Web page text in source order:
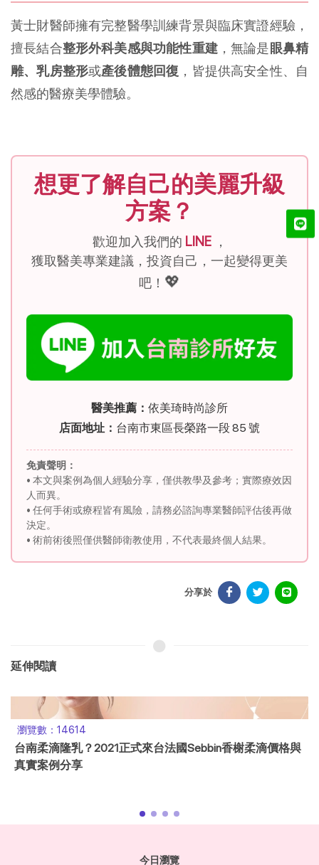
黃士財醫師擁有完整醫學訓練背景與臨床實證經驗，
擅長結合整形外科美感與功能性重建，無論是 眼鼻精
雕、乳房整形或產後體態回復 ，皆提供高安全性、自
然感的醫療美學體驗。
想更了解自己的美麗升級
方案？
歡迎加入我們的 LINE ，
獲取醫美專業建議，投資自己，一起變得更美
吧！ 💖
醫美推薦： 依美琦時尚診所
店面地址： 台南市東區長榮路一段 85 號
免責聲明：
• 本文與案例為個人經驗分享，僅供教學及參考；實際療效因
人而異。
• 任何手術或療程皆有風險，請務必諮詢專業醫師評估後再做
決定。
• 術前術後照僅供醫師衛教使用，不代表最終個人結果。
分享於
延伸閱讀
瀏覽數：14614
台南柔滴隆乳？2021正式來台法國Sebbin香榭柔滴價格與
真實案例分享
今日瀏覽